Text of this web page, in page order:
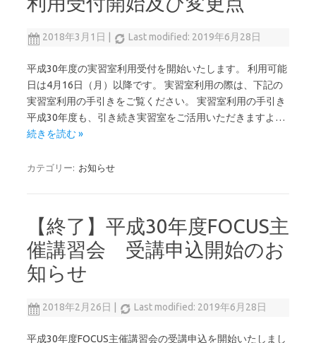
2018年3月1日 Last modified: 2019年6月28日
平成30年度の実習室利用受付を開始いたします。 利用可能
日は4月16日（月）以降です。 実習室利用の際は、下記の
実習室利用の手引きをご覧ください。 実習室利用の手引き
平成30年度も、引き続き実習室をご活用いただきますよ…
続きを読む »
カテゴリー: お知らせ
【終了】平成30年度FOCUS主
催講習会 受講申込開始のお
知らせ
2018年2月26日 Last modified: 2019年6月28日
平成30年度FOCUS主催講習会の受講申込を開始いたしまし